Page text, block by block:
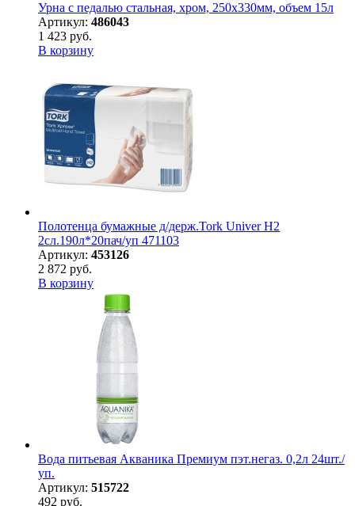
Урна с педалью стальная, хром, 250х330мм, объем 15л
Артикул: 486043
1 423 руб.
В корзину
Полотенца бумажные д/держ.Tork Univer H2
2сл.190л*20пач/уп 471103
Артикул: 453126
2 872 руб.
В корзину
Вода питьевая Акваника Премиум пэт.негаз. 0,2л 24шт./
уп.
Артикул: 515722
492 руб.